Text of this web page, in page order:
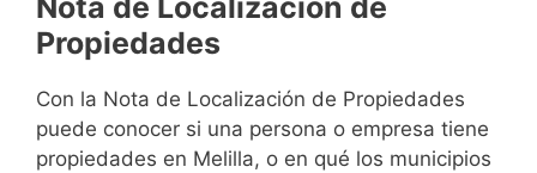
Nota de Localización de
Propiedades
Con la Nota de Localización de Propiedades
puede conocer si una persona o empresa tiene
propiedades en Melilla, o en qué los municipios